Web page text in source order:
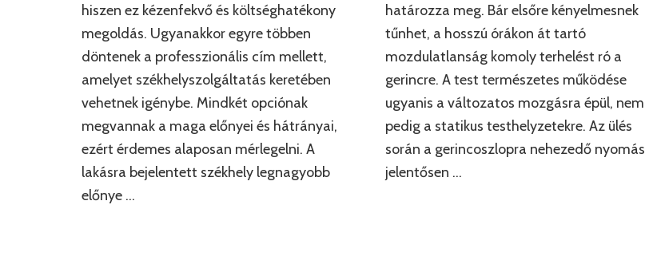
hiszen ez kézenfekvő és költséghatékony
megoldás. Ugyanakkor egyre többen
döntenek a professzionális cím mellett,
amelyet székhelyszolgáltatás keretében
vehetnek igénybe. Mindkét opciónak
megvannak a maga előnyei és hátrányai,
ezért érdemes alaposan mérlegelni. A
lakásra bejelentett székhely legnagyobb
előnye …
határozza meg. Bár elsőre kényelmesnek
tűnhet, a hosszú órákon át tartó
mozdulatlanság komoly terhelést ró a
gerincre. A test természetes működése
ugyanis a változatos mozgásra épül, nem
pedig a statikus testhelyzetekre. Az ülés
során a gerincoszlopra nehezedő nyomás
jelentősen …